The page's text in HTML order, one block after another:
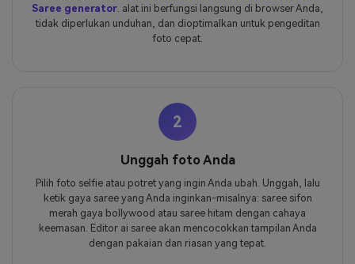
Saree generator . alat ini berfungsi langsung di browser Anda,
tidak diperlukan unduhan, dan dioptimalkan untuk pengeditan
foto cepat.
2
Unggah foto Anda
Pilih foto selfie atau potret yang ingin Anda ubah. Unggah, lalu
ketik gaya saree yang Anda inginkan-misalnya: saree sifon
merah gaya bollywood atau saree hitam dengan cahaya
keemasan. Editor ai saree akan mencocokkan tampilan Anda
dengan pakaian dan riasan yang tepat.